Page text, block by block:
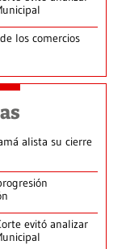
los comercios
alista su cierre
evitó analizar